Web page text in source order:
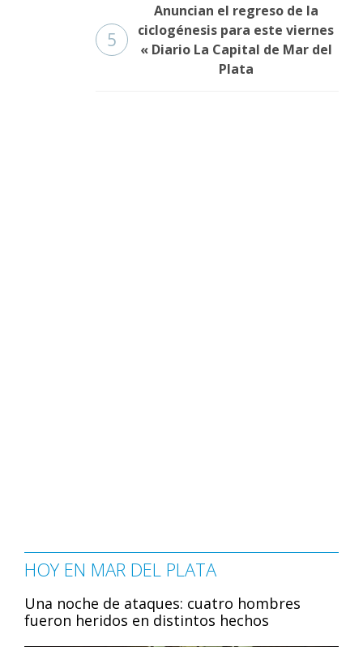
5
Anuncian el regreso de la
ciclogénesis para este viernes
« Diario La Capital de Mar del
Plata
HOY EN MAR DEL PLATA
Una noche de ataques: cuatro hombres
fueron heridos en distintos hechos